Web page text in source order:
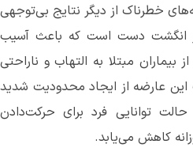
خطرناک از دیگر نتایج بی‌توجهی
در انگشت دست است که باعث آسیب‌
مبتلا به التهاب و ناراحتی
عارضه از ایجاد محدودیت شدید
توانایی فرد برای حرکت‌دادن
کاهش می‌یابد.